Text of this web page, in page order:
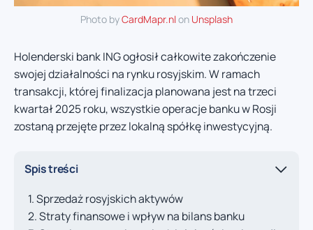
Photo byCardMapr.nlon Unsplash
Holenderski bank ING ogłosił całkowite zakończenie
swojej działalności na rynku rosyjskim. W ramach
transakcji, której finalizacja planowana jest na trzeci
kwartał 2025 roku, wszystkie operacje banku w Rosji
zostaną przejęte przez lokalną spółkę inwestycyjną.
Spis treści
Sprzedaż rosyjskich aktywów
Straty finansowe i wpływ na bilans banku